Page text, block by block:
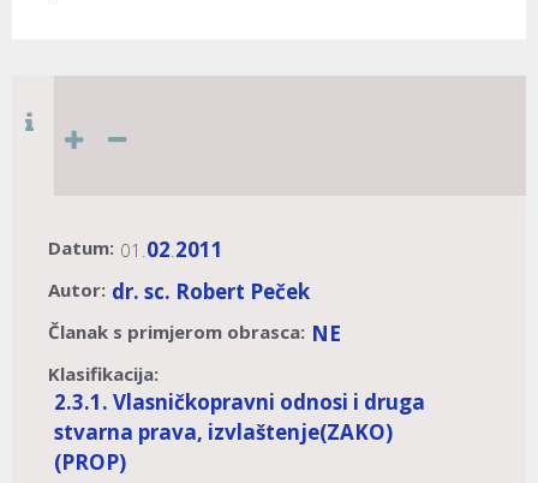
Datum: 01.02.2011
Autor: dr. sc. Robert Peček
Članak s primjerom obrasca: NE
Klasifikacija:
2.3.1. Vlasničkopravni odnosi i druga
stvarna prava, izvlaštenje(ZAKO)
(PROP)